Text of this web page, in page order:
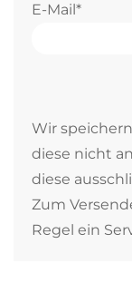
E-Mail*
Wir
diese nicht
diese
Zum
Regel ein